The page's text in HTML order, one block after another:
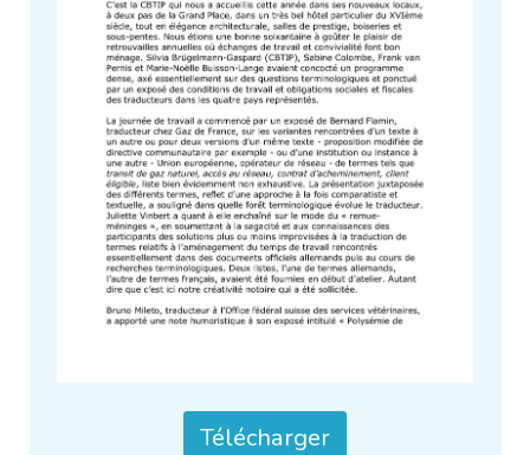
Télécharger